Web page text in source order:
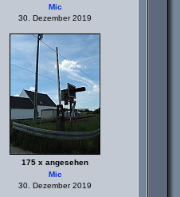
Mic
30. Dezember 2019
175 x angesehen
Mic
30. Dezember 2019